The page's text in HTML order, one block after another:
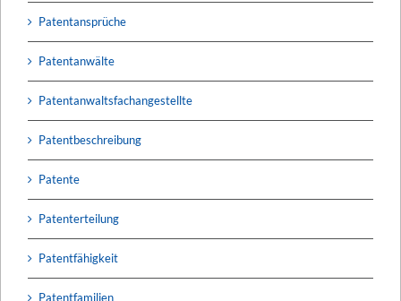
Patentansprüche
Patentanwälte
Patentanwaltsfachangestellte
Patentbeschreibung
Patente
Patenterteilung
Patentfähigkeit
Patentfamilien